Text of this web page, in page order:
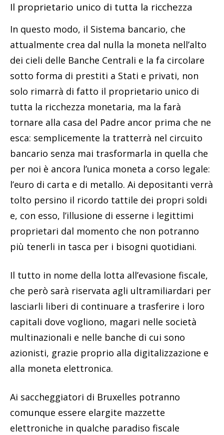
Il proprietario unico di tutta la ricchezza
In questo modo, il Sistema bancario, che
attualmente crea dal nulla la moneta nell’alto
dei cieli delle Banche Centrali e la fa circolare
sotto forma di prestiti a Stati e privati, non
solo rimarrà di fatto il proprietario unico di
tutta la ricchezza monetaria, ma la farà
tornare alla casa del Padre ancor prima che ne
esca: semplicemente la tratterrà nel circuito
bancario senza mai trasformarla in quella che
per noi è ancora l’unica moneta a corso legale:
l’euro di carta e di metallo. Ai depositanti verrà
tolto persino il ricordo tattile dei propri soldi
e, con esso, l’illusione di esserne i legittimi
proprietari dal momento che non potranno
più tenerli in tasca per i bisogni quotidiani.
Il tutto in nome della lotta all’evasione fiscale,
che però sarà riservata agli ultramiliardari per
lasciarli liberi di continuare a trasferire i loro
capitali dove vogliono, magari nelle società
multinazionali e nelle banche di cui sono
azionisti, grazie proprio alla digitalizzazione e
alla moneta elettronica.
Ai saccheggiatori di Bruxelles potranno
comunque essere elargite mazzette
elettroniche in qualche paradiso fiscale